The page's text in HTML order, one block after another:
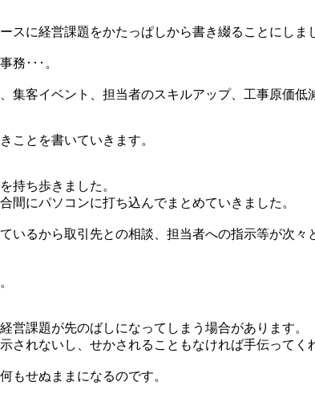
スに経営課題をかたっぱしから書き綴ることにしま
務･･･。
集客イベント、担当者のスキルアップ、工事原価低
ことを書いていきます。
持ち歩きました。
間にパソコンに打ち込んでまとめていきました。
いるから取引先との相談、担当者への指示等が次
営課題が先のばしになってしまう場合があります。
されないし、せかされることもなければ手伝ってく
もせぬままになるのです。